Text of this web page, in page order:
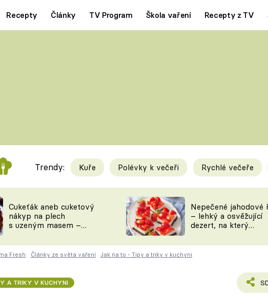
Recepty Články TV Program Škola vaření Recepty z TV
Videorecepty
TEĎ VAŘÍ ŠÉF!
ČESKO NA TALÍŘI
DOMÁCÍ
KUCHAŘKA
Tipy a triky
KAM ZA JÍDLEM
VYCHYTÁVKY
Trendy: Kuře Polévky k večeři Rychlé večeře
Cukeťák aneb cuketový
nákyp na plech
s uzeným masem –
zpracovat přerostlé
cukety
Nepečené jahodové
– lehký a osvěžující
dezert, na který
Fresh Články ze světa vaření Jak na to - Tipy a triky v kuchyni
A TRIKY V KUCHYNI